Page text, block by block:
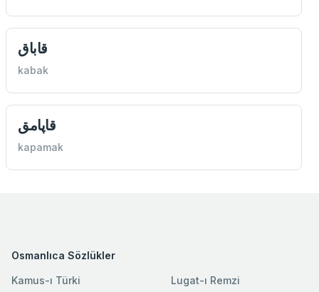
قاباق
kabak
قاپامق
kapamak
Osmanlıca Sözlükler
Kamus-ı Türki
Lugat-ı Remzi